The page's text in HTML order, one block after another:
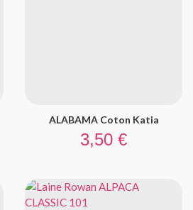
ALABAMA Coton Katia
Prix
3,50 €